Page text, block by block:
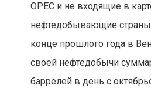
OPEC и не входящие в
нефтедобывающие
конце прошлого года в
своей нефтедобычи
баррелей в день с